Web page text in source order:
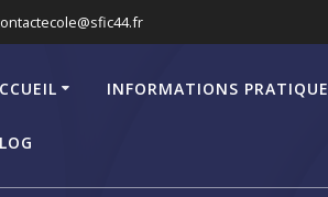
INFORMATIONS